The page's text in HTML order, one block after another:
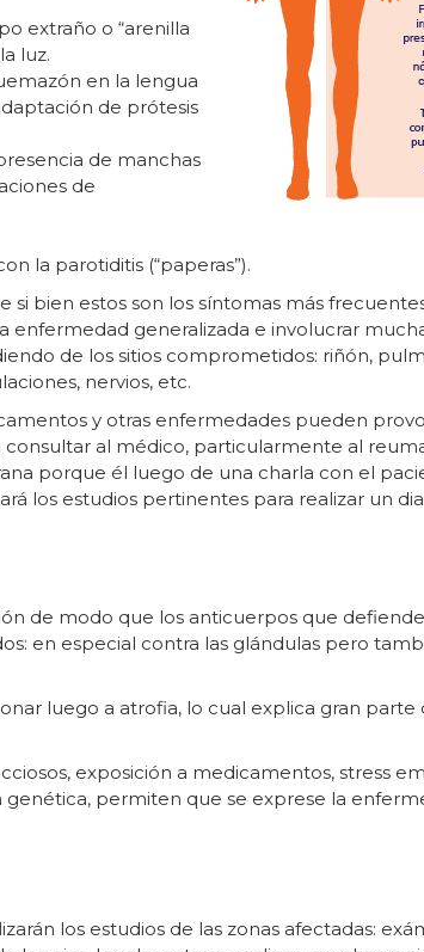
extraño o “arenilla
luz.
en la lengua
de prótesis
de manchas
de
la parotiditis (“paperas”).
si bien estos son los síntomas más
enfermedad generalizada e involucrar
de los sitios comprometidos: riñón,
nervios, etc.
y otras enfermedades pueden
consultar al médico, particularmente al
porque él luego de una charla con el
los estudios pertinentes para realizar un
de modo que los anticuerpos que
en especial contra las glándulas pero
luego a atrofia, lo cual explica gran parte
exposición a medicamentos, stress
genética, permiten que se exprese la
los estudios de las zonas afectadas: